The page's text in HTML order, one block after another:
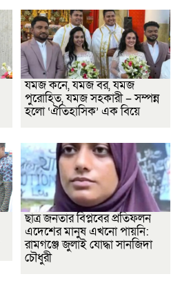
যমজ কনে, যমজ বর, যমজ
পুরোহিত, যমজ সহকারী – সম্পন্ন
হলো ‘ঐতিহাসিক’ এক বিয়ে
ছাত্র জনতার বিপ্লবের প্রতিফলন
এদেশের মানুষ এখনো পায়নি:
রামগঞ্জে জুলাই যোদ্ধা সানজিদা
চৌধুরী